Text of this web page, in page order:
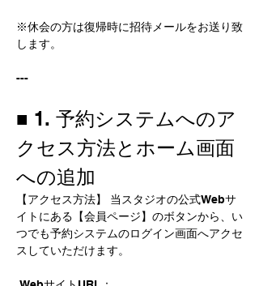
※休会の方は復帰時に招待メールをお送り致
します。
---
■ 1. 予約システムへのア
クセス方法とホーム画面
への追加
【アクセス方法】 当スタジオの公式Webサ
イトにある【会員ページ】のボタンから、い
つでも予約システムのログイン画面へアクセ
スしていただけます。